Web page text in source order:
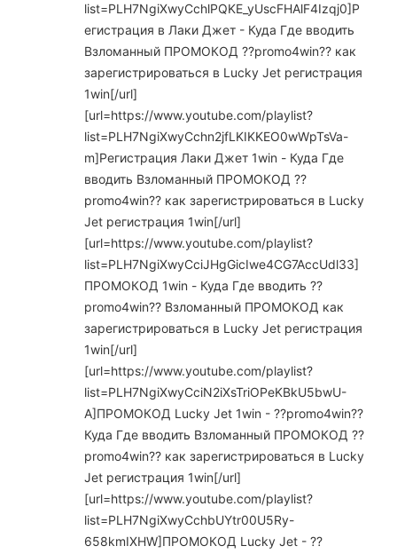
list=PLH7NgiXwyCchlPQKE_yUscFHAlF4Izqj0]Р
егистрация в Лаки Джет - Куда Где вводить
Взломанный ПРОМОКОД ??promo4win?? как
зарегистрироваться в Lucky Jet регистрация
1win[/url]
[url=https://www.youtube.com/playlist?
list=PLH7NgiXwyCchn2jfLKIKKEO0wWpTsVa-
m]Регистрация Лаки Джет 1win - Куда Где
вводить Взломанный ПРОМОКОД ??
promo4win?? как зарегистрироваться в Lucky
Jet регистрация 1win[/url]
[url=https://www.youtube.com/playlist?
list=PLH7NgiXwyCciJHgGicIwe4CG7AccUdl33]
ПРОМОКОД 1win - Куда Где вводить ??
promo4win?? Взломанный ПРОМОКОД как
зарегистрироваться в Lucky Jet регистрация
1win[/url]
[url=https://www.youtube.com/playlist?
list=PLH7NgiXwyCciN2iXsTriOPeKBkU5bwU-
A]ПРОМОКОД Lucky Jet 1win - ??promo4win??
Куда Где вводить Взломанный ПРОМОКОД ??
promo4win?? как зарегистрироваться в Lucky
Jet регистрация 1win[/url]
[url=https://www.youtube.com/playlist?
list=PLH7NgiXwyCchbUYtr00U5Ry-
658kmIXHW]ПРОМОКОД Lucky Jet - ??